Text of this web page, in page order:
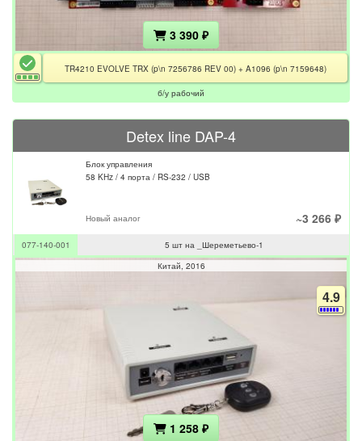
3 390 ₽
TR4210 EVOLVE TRX (p\n 7256786 REV 00) + A1096 (p\n 7159648)
б/у рабочий
Detex line DAP-4
Блок управления
58 KHz / 4 порта / RS-232 / USB
Новый аналог ~3 266 ₽
077-140-001
5 шт на _Шереметьево-1
Китай 2016
4.9
1 258 ₽